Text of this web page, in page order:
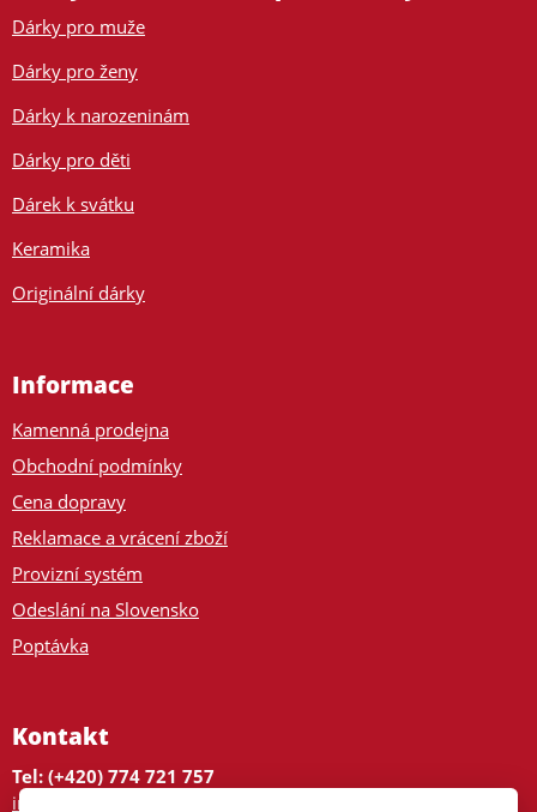
Dárky pro muže
Dárky pro ženy
Dárky k narozeninám
Dárky pro děti
Dárek k svátku
Keramika
Originální dárky
Informace
Kamenná prodejna
Obchodní podmínky
Cena dopravy
Reklamace a vrácení zboží
Provizní systém
Odeslání na Slovensko
Poptávka
Kontakt
Tel: (+420) 774 721 757
info@tajnedarky.cz